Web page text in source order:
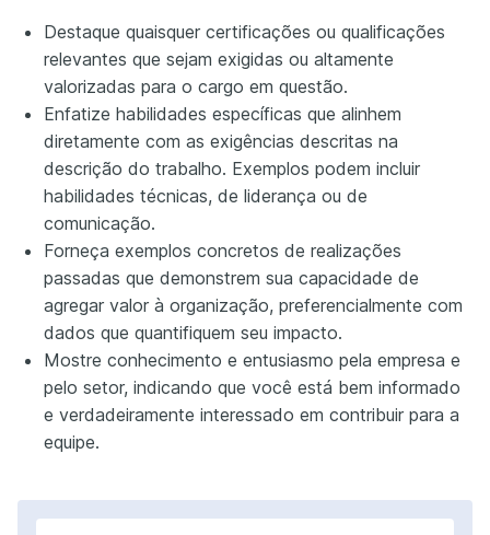
Destaque quaisquer certificações ou qualificações
relevantes que sejam exigidas ou altamente
valorizadas para o cargo em questão.
Enfatize habilidades específicas que alinhem
diretamente com as exigências descritas na
descrição do trabalho. Exemplos podem incluir
habilidades técnicas, de liderança ou de
comunicação.
Forneça exemplos concretos de realizações
passadas que demonstrem sua capacidade de
agregar valor à organização, preferencialmente com
dados que quantifiquem seu impacto.
Mostre conhecimento e entusiasmo pela empresa e
pelo setor, indicando que você está bem informado
e verdadeiramente interessado em contribuir para a
equipe.